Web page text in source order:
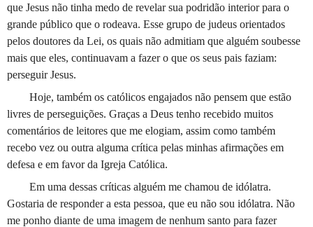
que Jesus não tinha medo de revelar sua podridão interior para o
grande público que o rodeava. Esse grupo de judeus orientados
pelos doutores da Lei, os quais não admitiam que alguém soubesse
mais que eles, continuavam a fazer o que os seus pais faziam:
perseguir Jesus.
Hoje, também os católicos engajados não pensem que estão
livres de perseguições. Graças a Deus tenho recebido muitos
comentários de leitores que me elogiam, assim como também
recebo vez ou outra alguma crítica pelas minhas afirmações em
defesa e em favor da Igreja Católica.
Em uma dessas críticas alguém me chamou de idólatra.
Gostaria de responder a esta pessoa, que eu não sou idólatra. Não
me ponho diante de uma imagem de nenhum santo para fazer